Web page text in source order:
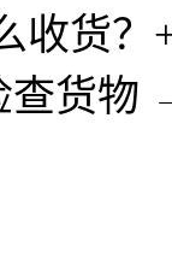
收货？
货物